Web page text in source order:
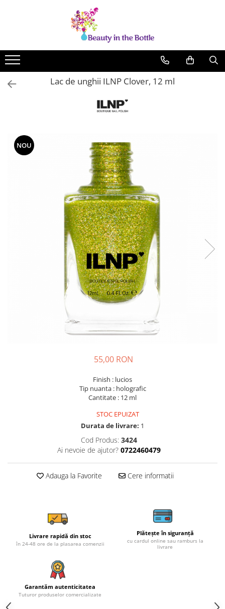
OPI
ILNP
Zoya
Cirque
Base coat
Top Coat
Ingrijire
Lac de unghii ILNP Clover, 12 ml
NOU
55,00 RON
Finish : lucios
Tip nuanta : holografic
Cantitate : 12 ml
STOC EPUIZAT
Durata de livrare: 1
Cod Produs: 3424
Ai nevoie de ajutor? 0722460479
Adauga la Favorite Cere informatii
Livrare rapidă din stoc
în 24-48 ore de la plasarea comenzii
Plătește în siguranță
cu cardul online sau ramburs la
livrare
Garantăm autenticitatea
Tuturor produselor comercializate